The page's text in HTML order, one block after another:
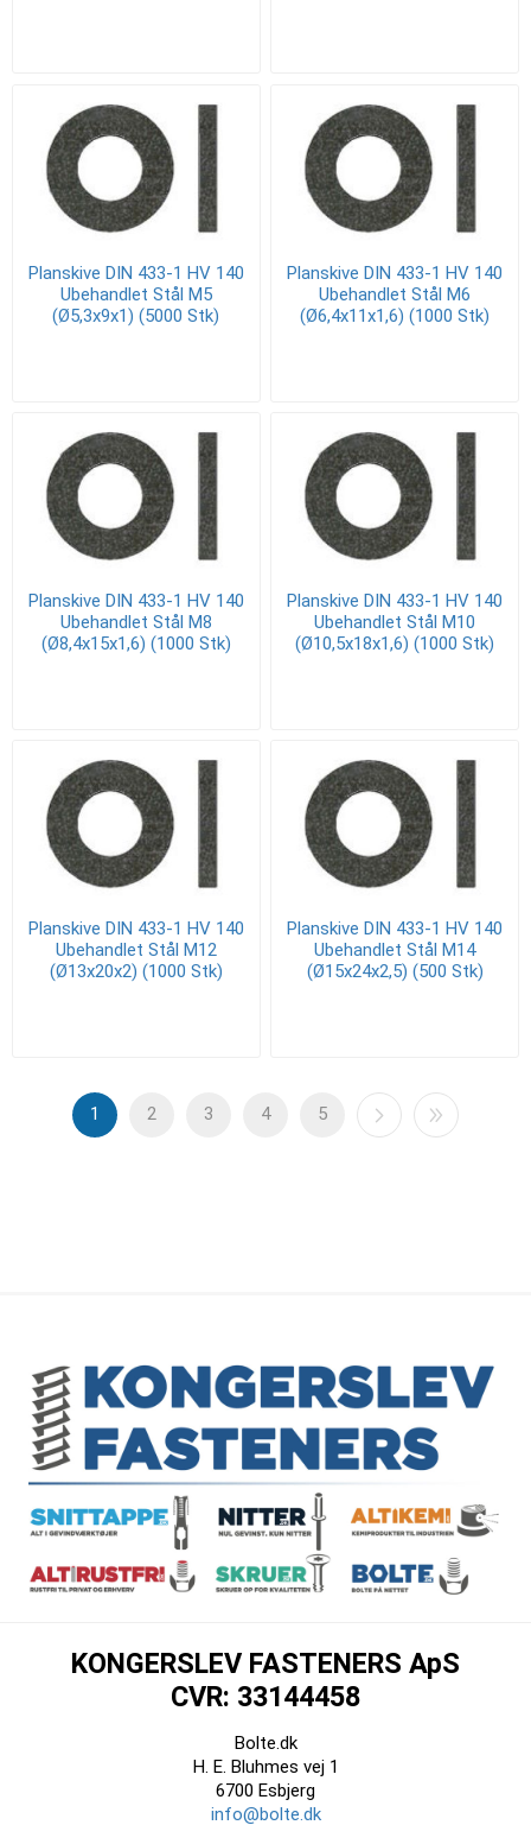
Planskive DIN 433-1 HV 140
Ubehandlet Stål M5
(Ø5,3x9x1) (5000 Stk)
Planskive DIN 433-1 HV 140
Ubehandlet Stål M6
(Ø6,4x11x1,6) (1000 Stk)
Planskive DIN 433-1 HV 140
Ubehandlet Stål M8
(Ø8,4x15x1,6) (1000 Stk)
Planskive DIN 433-1 HV 140
Ubehandlet Stål M10
(Ø10,5x18x1,6) (1000 Stk)
Planskive DIN 433-1 HV 140
Ubehandlet Stål M12
(Ø13x20x2) (1000 Stk)
Planskive DIN 433-1 HV 140
Ubehandlet Stål M14
(Ø15x24x2,5) (500 Stk)
1 2 3 4 5
KONGERSLEV FASTENERS ApS
CVR: 33144458
Bolte.dk
H. E. Bluhmes vej 1
6700 Esbjerg
info@bolte.dk